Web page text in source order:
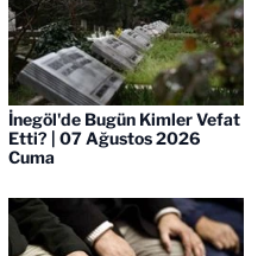
İnegöl'de Bugün Kimler Vefat
Etti? | 07 Ağustos 2026
Cuma